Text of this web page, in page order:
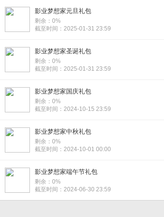
影业梦想家元旦礼包
剩余：0%
截至时间：2025-01-31 23:59
影业梦想家圣诞礼包
剩余：0%
截至时间：2025-01-31 23:59
影业梦想家国庆礼包
剩余：0%
截至时间：2024-10-15 23:59
影业梦想家中秋礼包
剩余：0%
截至时间：2024-10-01 00:00
影业梦想家端午节礼包
剩余：0%
截至时间：2024-06-30 23:59